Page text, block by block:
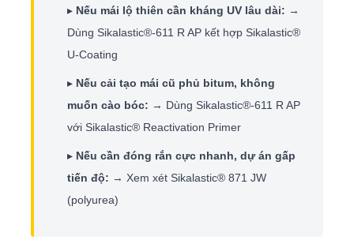
▸ Nếu mái lộ thiên cần kháng UV lâu dài: →
Dùng Sikalastic®-611 R AP kết hợp Sikalastic®
U-Coating
▸ Nếu cải tạo mái cũ phủ bitum, không
muốn cào bóc: → Dùng Sikalastic®-611 R AP
với Sikalastic® Reactivation Primer
▸ Nếu cần đóng rắn cực nhanh, dự án gấp
tiến độ: → Xem xét Sikalastic® 871 JW
(polyurea)